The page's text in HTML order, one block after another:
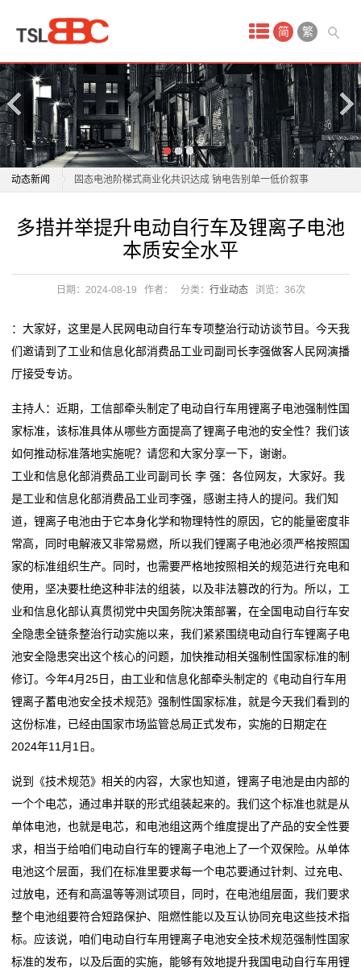
简 繁
动态新闻
商用车电池进入“AI时代”？亿纬锂能亮出开源电池4.0
固态电池阶梯式商业化共识达成 钠电告别单一低价叙事
资机遇凸显
补齐电动自行车锂电池回收“最后一公里”短板
电动轮椅拆了电池、坐垫算“净重”？商家退款赔钱！
落子深耕 山东打造
这位全国人大代表带来“小电池”建议，关乎千家万户续
固态电池阶梯式商业化共识达成 钠电告别单一低价叙事
宁德时代“超级科技日”将于4月21日举办 电池新技术投
资机遇凸显
电动轮椅拆了电池、坐垫算“净重”？商家退款赔钱！
开局“十五五” 奋斗正当时·干事创业 担当尽责丨龙头企业
钠电池打响突围战，何时能“挑大梁”？
第三届中国全固态电池创新发展高峰论坛在京召开
多措并举提升电动自行车及锂离子电池
本质安全水平
日期：2024-08-19 作者： 分类： 行业动态 浏览： 36次
：大家好，这里是人民网电动自行车专项整治行动访谈节目。今天我
们邀请到了工业和信息化部消费品工业司副司长李强做客人民网演播
厅接受专访。
主持人：近期，工信部牵头制定了电动自行车用锂离子电池强制性国
家标准，该标准具体从哪些方面提高了锂离子电池的安全性？我们该
如何推动标准落地实施呢？请您和大家分享一下，谢谢。
工业和信息化部消费品工业司副司长 李 强：各位网友，大家好。我
是工业和信息化部消费品工业司李强，感谢主持人的提问。我们知
道，锂离子电池由于它本身化学和物理特性的原因，它的能量密度非
常高，同时电解液又非常易燃，所以我们锂离子电池必须严格按照国
家的标准组织生产。同时，也需要严格地按照相关的规范进行充电和
使用，坚决要杜绝这种非法的组装，以及非法篡改的行为。所以，工
业和信息化部认真贯彻党中央国务院决策部署，在全国电动自行车安
全隐患全链条整治行动实施以来，我们紧紧围绕电动自行车锂离子电
池安全隐患突出这个核心的问题，加快推动相关强制性国家标准的制
修订。今年4月25日，由工业和信息化部牵头制定的《电动自行车用
锂离子蓄电池安全技术规范》强制性国家标准，就是今天我们看到的
这份标准，已经由国家市场监管总局正式发布，实施的日期定在
2024年11月1日。
说到《技术规范》相关的内容，大家也知道，锂离子电池是由内部的
一个个电芯，通过串并联的形式组装起来的。我们这个标准也就是从
单体电池，也就是电芯，和电池组这两个维度提出了产品的安全性要
求，相当于给咱们电动自行车的锂离子电池上了一个双保险。从单体
电池这个层面，我们在标准里要求每一个电芯要通过针刺、过充电、
过放电，还有和高温等等测试项目，同时，在电池组层面，我们要求
整个电池组要符合短路保护、阻燃性能以及互认协同充电这些技术指
标。应该说，咱们电动自行车用锂离子电池安全技术规范强制性国家
标准的发布，以及后面的实施，能够有效地提升我国电动自行车用锂
产
品
中